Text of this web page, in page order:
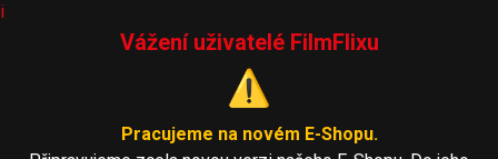
i
Vážení uživatelé FilmFlixu
⚠️
Pracujeme na novém E-Shopu.